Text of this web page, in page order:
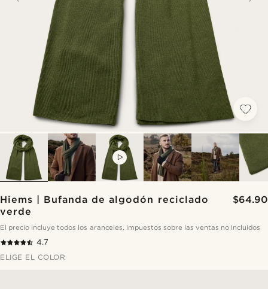
VIDEO
Hiems | Bufanda de algodón reciclado
verde
$64.90
El precio incluye todos los aranceles, impuestos sobre las ventas no incluidos
4.7
ELIGE EL COLOR